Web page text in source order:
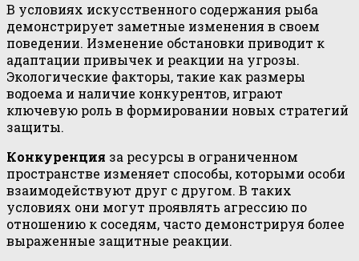
В условиях искусственного содержания рыба
демонстрирует заметные изменения в своем
поведении. Изменение обстановки приводит к
адаптации привычек и реакции на угрозы.
Экологические факторы, такие как размеры
водоема и наличие конкурентов, играют
ключевую роль в формировании новых стратегий
защиты.
Конкуренция за ресурсы в ограниченном
пространстве изменяет способы, которыми особи
взаимодействуют друг с другом. В таких
условиях они могут проявлять агрессию по
отношению к соседям, часто демонстрируя более
выраженные защитные реакции.